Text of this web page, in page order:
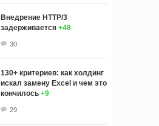
Внедрение HTTP/3
задерживается +48
30
130+ критериев: как холдинг
искал замену Excel и чем это
кончилось +9
29